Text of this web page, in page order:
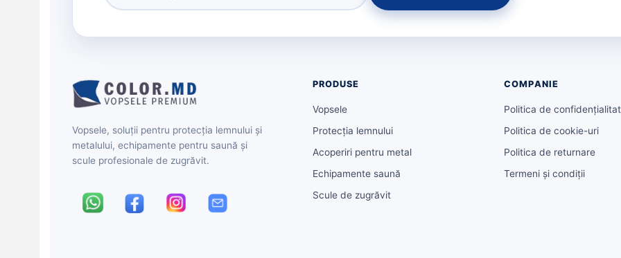
Vopsele, soluții pentru protecția lemnului și
metalului, echipamente pentru saună și
scule profesionale de zugrăvit.
PRODUSE
Vopsele
Protecția lemnului
Acoperiri pentru metal
Echipamente saună
Scule de zugrăvit
COMPANIE
Politica de
Politica de cookie-uri
Politica de returnare
Termeni și condiții